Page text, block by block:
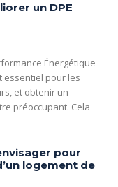
un DPE
Énergétique
essentiel pour les
et obtenir un
préoccupant. Cela
pour
logement de